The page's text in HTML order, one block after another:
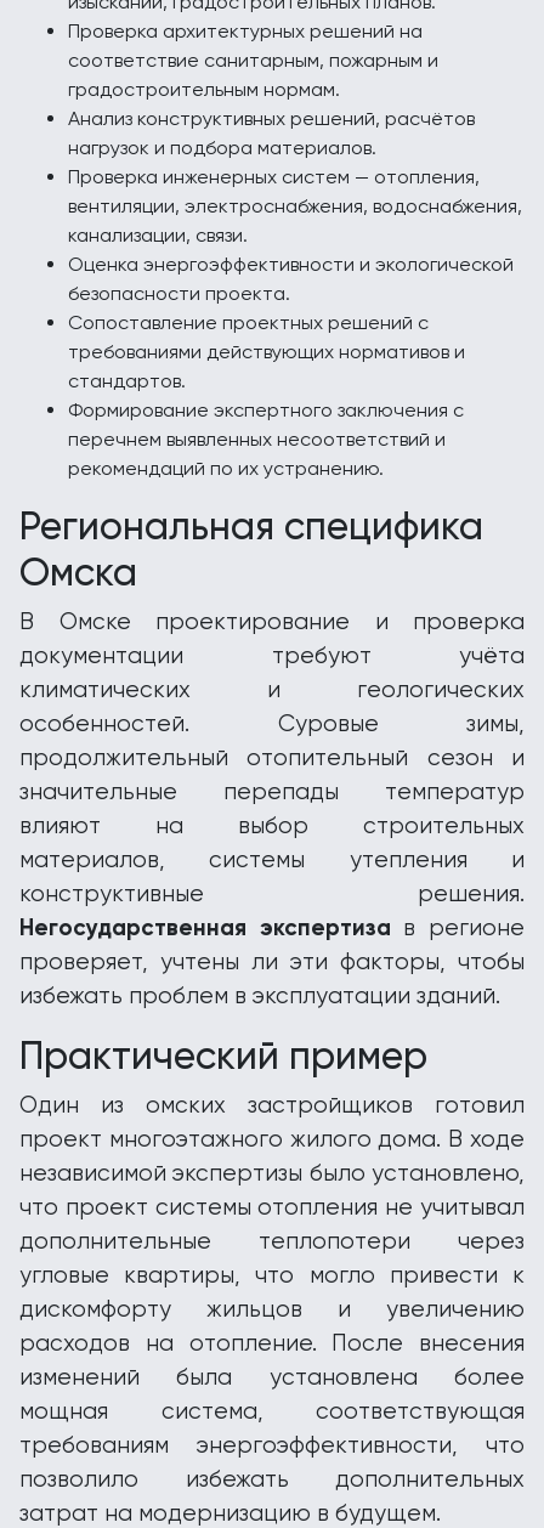
Проверка архитектурных решений на
соответствие санитарным, пожарным и
градостроительным нормам.
Анализ конструктивных решений, расчётов
нагрузок и подбора материалов.
Проверка инженерных систем — отопления,
вентиляции, электроснабжения, водоснабжения,
канализации, связи.
Оценка энергоэффективности и экологической
безопасности проекта.
Сопоставление проектных решений с
требованиями действующих нормативов и
стандартов.
Формирование экспертного заключения с
перечнем выявленных несоответствий и
рекомендаций по их устранению.
Региональная специфика
Омска
В Омске проектирование и проверка
документации требуют учёта
климатических и геологических
особенностей. Суровые зимы,
продолжительный отопительный сезон и
значительные перепады температур
влияют на выбор строительных
материалов, системы утепления и
конструктивные решения.
Негосударственная экспертиза в регионе
проверяет, учтены ли эти факторы, чтобы
избежать проблем в эксплуатации зданий.
Практический пример
Один из омских застройщиков готовил
проект многоэтажного жилого дома. В ходе
независимой экспертизы было установлено,
что проект системы отопления не учитывал
дополнительные теплопотери через
угловые квартиры, что могло привести к
дискомфорту жильцов и увеличению
расходов на отопление. После внесения
изменений была установлена более
мощная система, соответствующая
требованиям энергоэффективности, что
позволило избежать дополнительных
затрат на модернизацию в будущем.